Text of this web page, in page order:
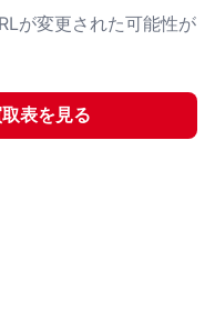
が変更された可能性が
表を見る